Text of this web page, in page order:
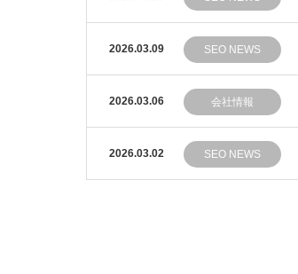
2026.03.09 SEO NEWS
2026.03.06 会社情報
2026.03.02 SEO NEWS